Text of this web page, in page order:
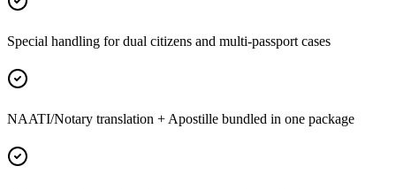
Special handling for dual citizens and multi-passport cases
NAATI/Notary translation + Apostille bundled in one package